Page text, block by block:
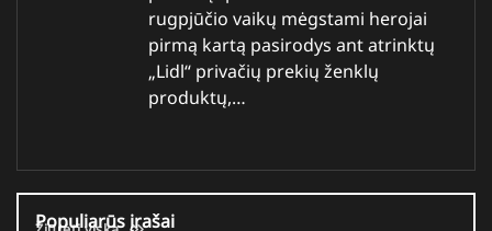
rugpjūčio vaikų mėgstami herojai
pirmą kartą pasirodys ant atrinktų
„Lidl“ privačių prekių ženklų
produktų,…
Populiarūs įrašai